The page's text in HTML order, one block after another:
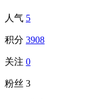
人气 5
积分 3908
关注 0
粉丝 3